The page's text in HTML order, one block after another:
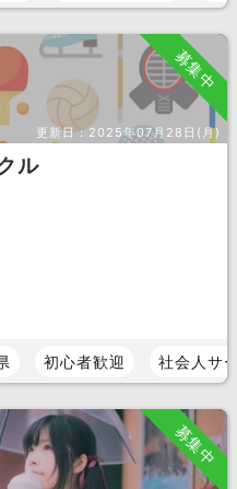
募集中
更新日：2025年07月28日(月)
ル
初心者歓迎 社会人サ
募集中